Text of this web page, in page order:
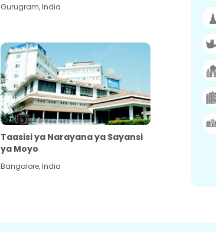
Gurugram,India
Taasisi ya Narayana ya Sayansi
ya Moyo
Bangalore,India